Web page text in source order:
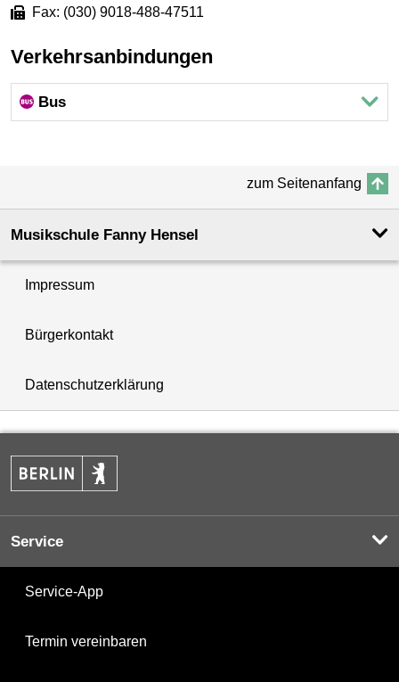
Fax: (030) 9018-488-47511
Verkehrsanbindungen
Bus
zum Seitenanfang
Musikschule Fanny Hensel
Impressum
Bürgerkontakt
Datenschutzerklärung
Service
Service-App
Termin vereinbaren